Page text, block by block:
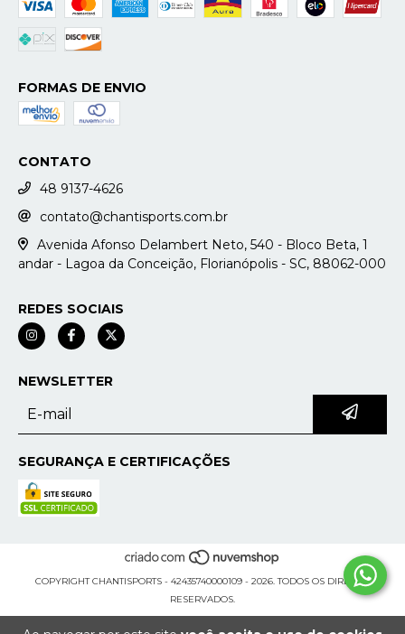
FORMAS DE ENVIO
CONTATO
48 9137-4626
contato@chantisports.com.br
Avenida Afonso Delambert Neto, 540 - Bloco Beta, 1
andar - Lagoa da Conceição, Florianópolis - SC, 88062-000
REDES SOCIAIS
NEWSLETTER
SEGURANÇA E CERTIFICAÇÕES
COPYRIGHT CHANTISPORTS - 42435740000109 - 2026. TODOS OS DIREITOS
RESERVADOS.